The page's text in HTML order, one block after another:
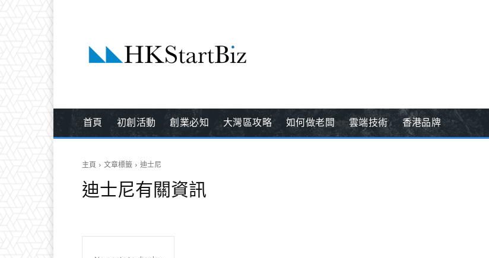
首頁 初創活動 創業必知 大灣區攻略 如何做老闆 雲端技術 香港品牌
主頁 文章標籤 迪士尼
迪士尼有關資訊